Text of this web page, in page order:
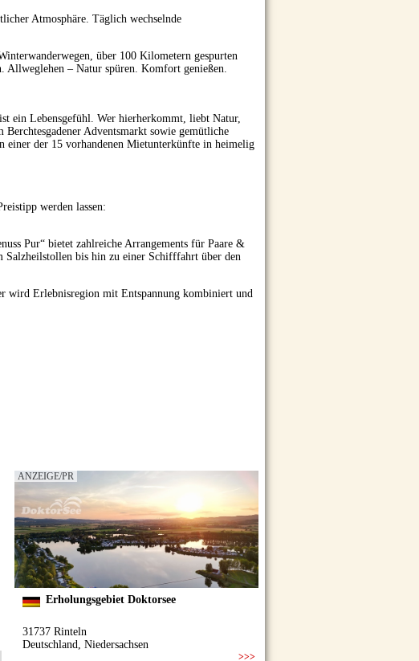
Atmosphäre. Täglich wechselnde
über 100 Kilometern gespurten
Allweglehen – Natur spüren. Komfort genießen.
ein Lebensgefühl. Wer hierherkommt, liebt Natur,
Adventsmarkt sowie gemütliche
einer der 15 vorhandenen Mietunterkünfte in heimelig
werden lassen:
Pur“ bietet zahlreiche Arrangements für Paare &
Salzheilstollen bis hin zu einer Schifffahrt über den
wird Erlebnisregion mit Entspannung kombiniert und